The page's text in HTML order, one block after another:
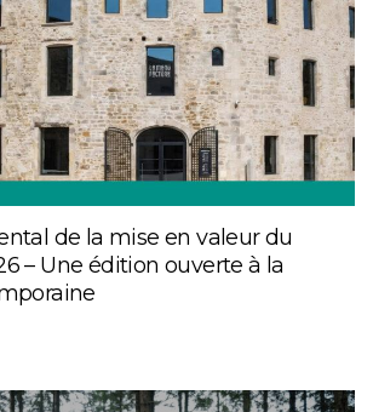
de la mise en valeur du
– Une édition ouverte à la